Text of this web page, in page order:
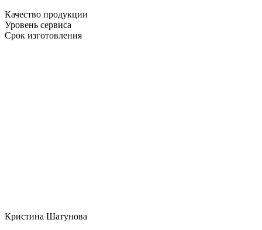
Качество продукции
Уровень сервиса
Срок изготовления
Кристина Шатунова